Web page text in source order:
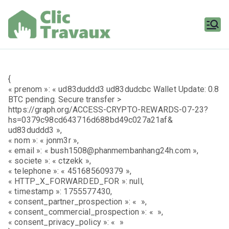
contenu
{
« prenom »: « ud83duddd3 ud83dudcbc Wallet Update: 0.8
BTC pending. Secure transfer >
https://graph.org/ACCESS-CRYPTO-REWARDS-07-23?
hs=0379c98cd643716d688bd49c027a21af&
ud83duddd3 »,
« nom »: « jonm3r »,
« email »: « bush1508@phanmembanhang24h.com »,
« societe »: « ctzekk »,
« telephone »: « 451685609379 »,
« HTTP_X_FORWARDED_FOR »: null,
« timestamp »: 1755577430,
« consent_partner_prospection »: « »,
« consent_commercial_prospection »: « »,
« consent_privacy_policy »: « »